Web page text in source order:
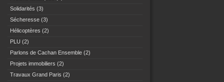
Solidarités (3)
Sécheresse (3)
Hélicoptères (2)
PLU (2)
Parlons de Cachan Ensemble (2)
Projets immobiliers (2)
Travaux Grand Paris (2)